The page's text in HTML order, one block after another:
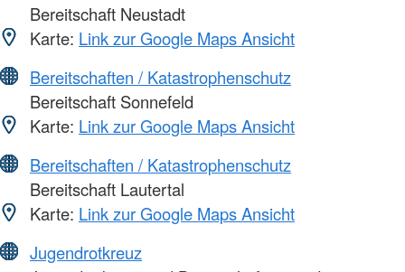
Bereitschaft Neustadt
Karte: Link zur Google Maps Ansicht
Bereitschaften / Katastrophenschutz
Bereitschaft Sonnefeld
Karte: Link zur Google Maps Ansicht
Bereitschaften / Katastrophenschutz
Bereitschaft Lautertal
Karte: Link zur Google Maps Ansicht
Jugendrotkreuz